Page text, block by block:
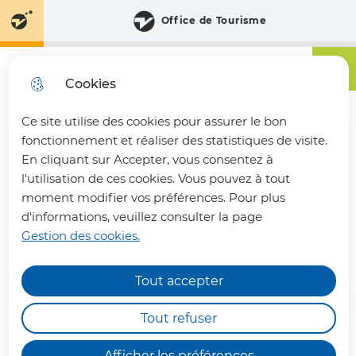
Cookies
Ce site utilise des cookies pour assurer le bon
fonctionnement et réaliser des statistiques de visite.
En cliquant sur Accepter, vous consentez à
l'utilisation de ces cookies. Vous pouvez à tout
moment modifier vos préférences. Pour plus
d'informations, veuillez consulter la page
Gestion des cookies.
Tout accepter
Tout refuser
menu
Aller à la
Aller au
principal
du site
fermer
INFOS PRATIQUES
Les déchèteries intercommunales de Bohain-
en-Vermandois, Joncourt et Vermand,
Office de Tourisme
Communauté de Communes du Pays du Vermandois
Menu principal
CROIX-FONSOMME
Annuaire des communes